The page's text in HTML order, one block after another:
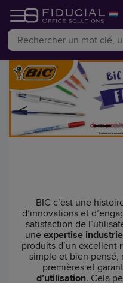
<
BIC c’est une
d’innovations et
satisfaction de
uneexpertise
produits d’un excellent
simple et bien pensé,
premières et
d’utilisation. Cela